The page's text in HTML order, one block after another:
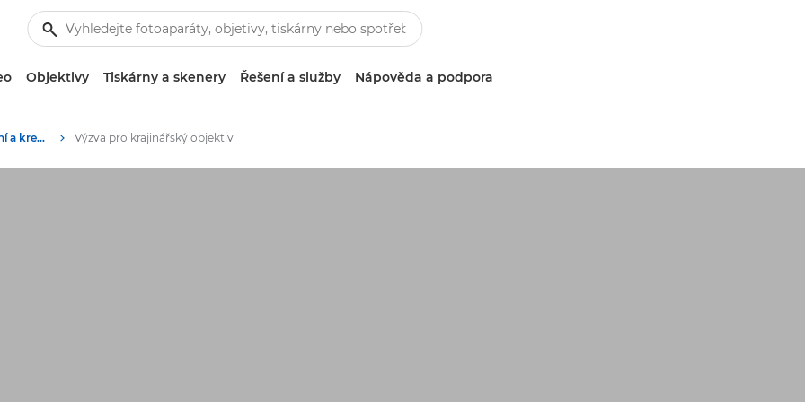
Objektivy Tiskárny a skenery Řešení a služby Nápověda a podpora
Příběhy o fotografování a kreativitě Výzva pro krajinářský objektiv